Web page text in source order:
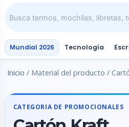
Mundial 2026 Tecnología
Inicio / Material del producto /
CATEGORIA DE PROMOCIONALES